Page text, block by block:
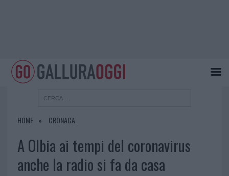
HOME CRONACA
A Olbia ai tempi del coronavirus
anche la radio si fa da casa